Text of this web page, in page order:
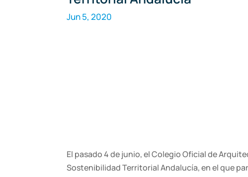
Jun 5, 2020
El pasado 4 de junio, el Colegio Oficial de
Sostenibilidad Territorial Andalucía, en el que